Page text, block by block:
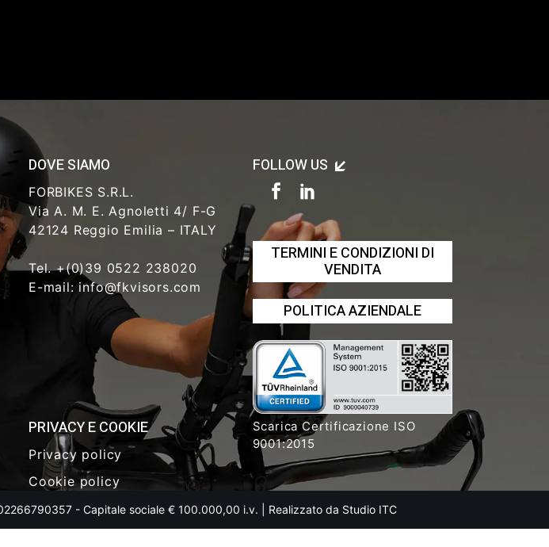
DOVE SIAMO
FORBIKES S.R.L.
Via A. M. E. Agnoletti 4/ F-G
42124 Reggio Emilia – ITALY
Tel. +(0)39 0522 238020
E-mail: info@fkvisors.com
PRIVACY E COOKIE
Privacy policy
Cookie policy
FOLLOW US
TERMINI E CONDIZIONI DI
VENDITA
POLITICA AZIENDALE
Scarica Certificazione ISO
9001:2015
- Capitale sociale € 100.000,00 i.v. | Realizzato da Studio ITC